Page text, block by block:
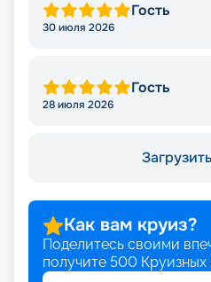
Гость
30 июля 2026
Гость
28 июля 2026
Как вам круиз?
Поделитесь своими
получите 500 Круизных